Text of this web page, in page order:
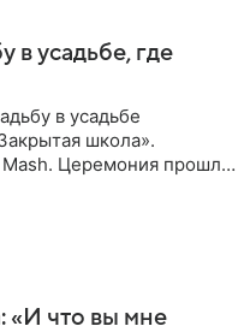
в усадьбе, где
в усадьбе
школа».
Церемония прошла
«И что вы мне